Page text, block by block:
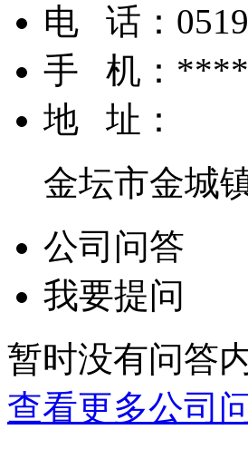
电 话：
手 机：
地 址：
金坛市金城
公司问答
我要提问
暂时没有问答
查看更多公司